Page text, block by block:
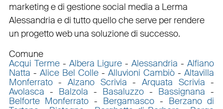
marketing e di gestione social media a Lerma
Alessandria e di tutto quello che serve per rendere
un progetto web una soluzione di successo.
Comune
Acqui Terme- Albera Ligure -Alessandria -Alfiano
Natta - Alice Bel Colle-Alluvioni Cambiò -Altavilla
Monferrato- Alzano Scrivia -Arquata Scrivia -
Avolasca - Balzola - Basaluzzo - Bassignana -
Belforte Monferrato - Bergamasco- Berzano di